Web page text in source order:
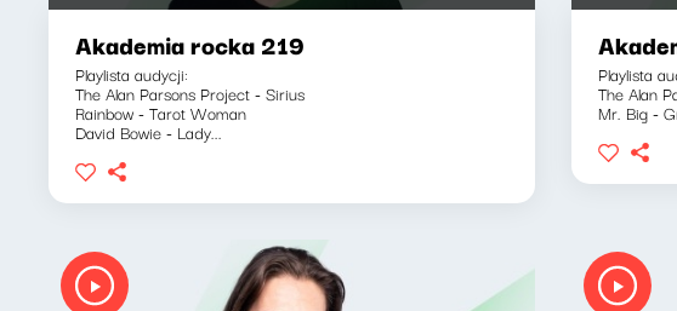
Akademia rocka 219
Playlista audycji:
The Alan Parsons Project - Sirius
Rainbow - Tarot Woman
David Bowie - Lady...
Playlista
The Alan
Mr. Big -